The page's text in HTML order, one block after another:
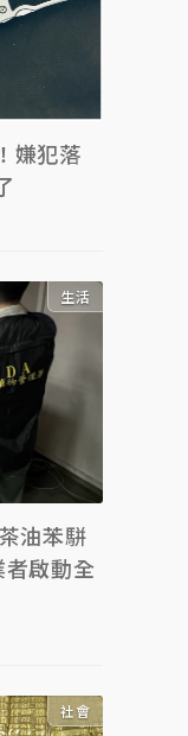
嫌犯落
生活
油苯駢
啟動全
社會